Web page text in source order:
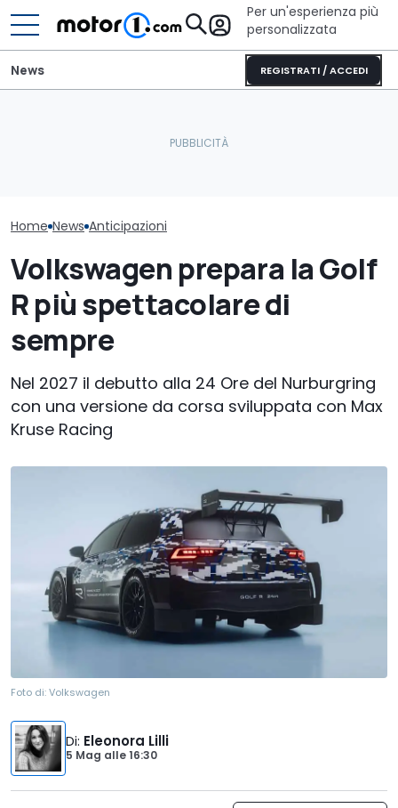
Per un'esperienza più
personalizzata
REGISTRATI / ACCEDI
News
Home News Anticipazioni
Volkswagen prepara la Golf
R più spettacolare di
sempre
Nel 2027 il debutto alla 24 Ore del Nurburgring
con una versione da corsa sviluppata con Max
Kruse Racing
Foto di:Volkswagen
Di: Eleonora Lilli
5 Mag alle16:30